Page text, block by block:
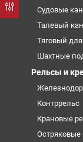
Судовые
Талевый
Тяговый
Шахтные
Рельсы и
Контррельс
Крановые
Остряковые